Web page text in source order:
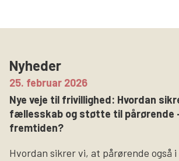
Nyheder
25. februar 2026
Nye veje til frivillighed: Hvordan
fællesskab og støtte til pårørende
fremtiden?
Hvordan sikrer vi, at pårørende også